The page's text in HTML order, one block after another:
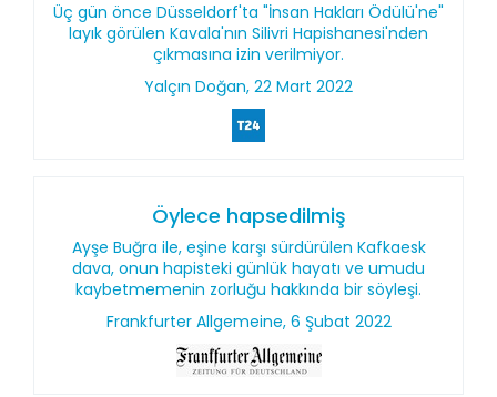
Üç gün önce Düsseldorf'ta "İnsan Hakları Ödülü'ne"
layık görülen Kavala'nın Silivri Hapishanesi'nden
çıkmasına izin verilmiyor.
Yalçın Doğan, 22 Mart 2022
Öylece hapsedilmiş
Ayşe Buğra ile, eşine karşı sürdürülen Kafkaesk
dava, onun hapisteki günlük hayatı ve umudu
kaybetmemenin zorluğu hakkında bir söyleşi.
Frankfurter Allgemeine, 6 Şubat 2022